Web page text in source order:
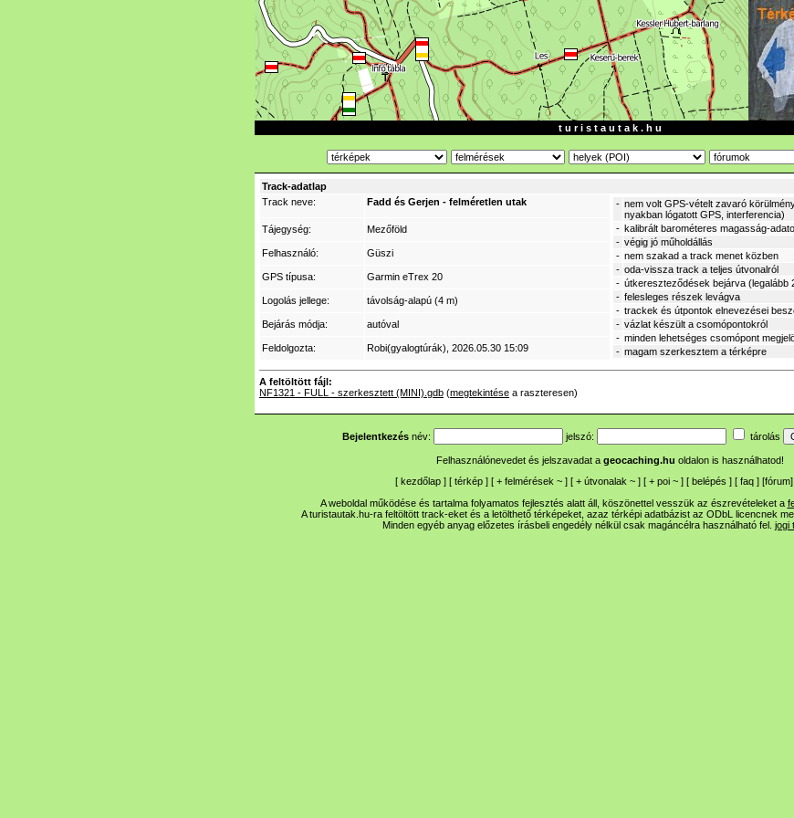
t u r i s t a u t a k . h u
Track-adatlap
Track neve:
Fadd és Gerjen - felméretlen utak - nem volt GPS-vételt zavaró
nyakban lógatott GPS, interferencia)
- kalibrált barométeres magasság-
- végig jó műholdállás
- nem szakad a track menet közben
- oda-vissza track a teljes útvonalról
- útkereszteződések bejárva (legalább
- felesleges részek levágva
- trackek és útpontok elnevezései
- vázlat készült a csomópontokról
- minden lehetséges csomópont
- magam szerkesztem a térképre
Tájegység: Mezőföld
Felhasználó: Güszi
GPS típusa: Garmin eTrex 20
Logolás jellege: távolság-alapú (4 m)
Bejárás módja: autóval
Feldolgozta: Robi(gyalogtúrák) , 2026.05.30 15:09
A feltöltött fájl:
NF1321 - FULL - szerkesztett (MINI).gdb (megtekintése a raszteresen)
Bejelentkezés név: jelszó: tárolás
Felhasználónevedet és jelszavadat a geocaching.hu oldalon is használhatod!
[ kezdőlap ] [ térkép ] [ + felmérések ~ ] [ + útvonalak ~ ] [ + poi ~ ] [ belépés ] [ faq ] [fórum]
A weboldal működése és tartalma folyamatos fejlesztés alatt áll, köszönettel vesszük az észrevételeket a
A turistautak.hu-ra feltöltött track-eket és a letölthető térképeket, azaz térképi adatbázist az ODbL licencnek
Minden egyéb anyag előzetes írásbeli engedély nélkül csak magáncélra használható fel. jogi